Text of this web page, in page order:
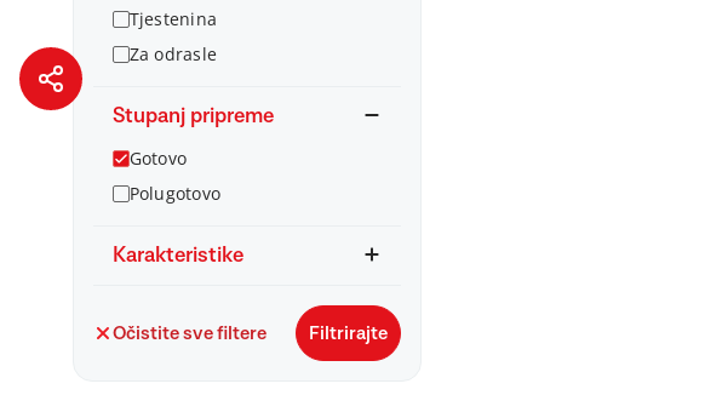
Tjestenina
Za odrasle
Stupanj pripreme
Gotovo
Polugotovo
Karakteristike
Očistite sve filtere Filtrirajte